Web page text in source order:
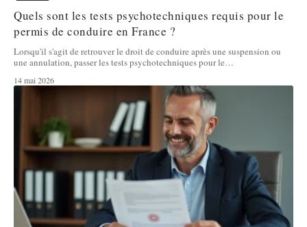
Quels sont les tests psychotechniques requis pour le
permis de conduire en France ?
Lorsqu'il s'agit de retrouver le droit de conduire après une suspension ou
une annulation, passer les tests psychotechniques pour le…
14 mai 2026